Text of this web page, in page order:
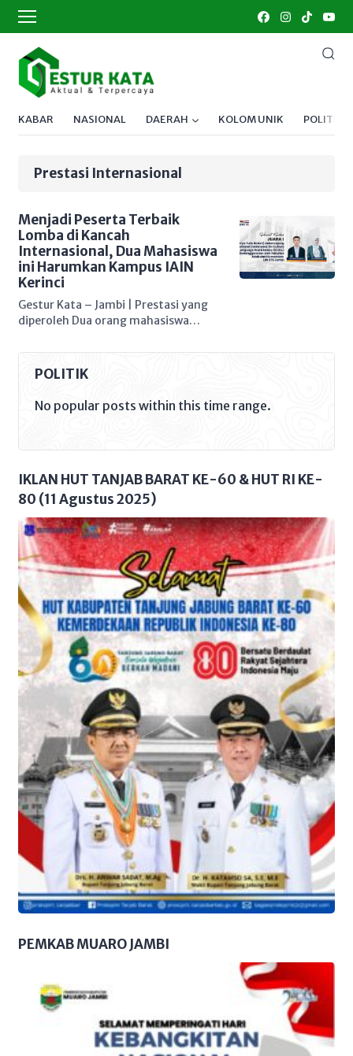
KABAR NASIONAL DAERAH KOLOM UNIK POLITIK
Prestasi Internasional
Menjadi Peserta Terbaik
Lomba di Kancah
Internasional, Dua Mahasiswa
ini Harumkan Kampus IAIN
Kerinci
Gestur Kata – Jambi | Prestasi yang
diperoleh Dua orang mahasiswa
Kerinci, Arya Geni Permana dan Dara
Rizki Melizia telah meraih terbaik satu
dalam rangka lomba Karya Tulis
Ilmiah (KTI) Internasional Conference
on Culture Language and Literacy
Adab dan Humaniora Universitas
03/10/24. […]
POLITIK
No popular posts within this time range.
IKLAN HUT TANJAB BARAT KE-60 & HUT RI KE-
80 (11 Agustus 2025)
PEMKAB MUARO JAMBI